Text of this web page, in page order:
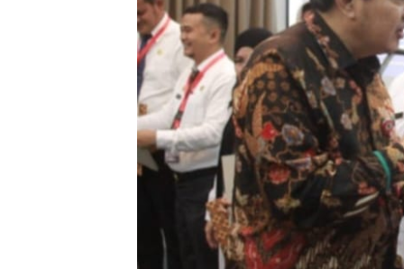
Segar dan
Berbahan
Baku Baru